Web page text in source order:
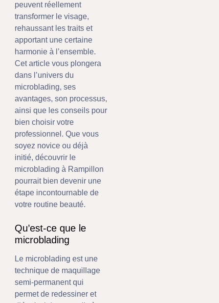
peuvent réellement
transformer le visage,
rehaussant les traits et
apportant une certaine
harmonie à l’ensemble.
Cet article vous plongera
dans l’univers du
microblading, ses
avantages, son processus,
ainsi que les conseils pour
bien choisir votre
professionnel. Que vous
soyez novice ou déjà
initié, découvrir le
microblading à Rampillon
pourrait bien devenir une
étape incontournable de
votre routine beauté.
Qu’est-ce que le
microblading
Le microblading est une
technique de maquillage
semi-permanent qui
permet de redessiner et